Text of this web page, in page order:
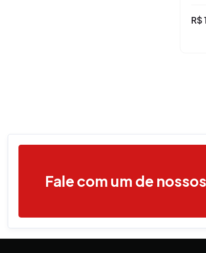
Fale com um de